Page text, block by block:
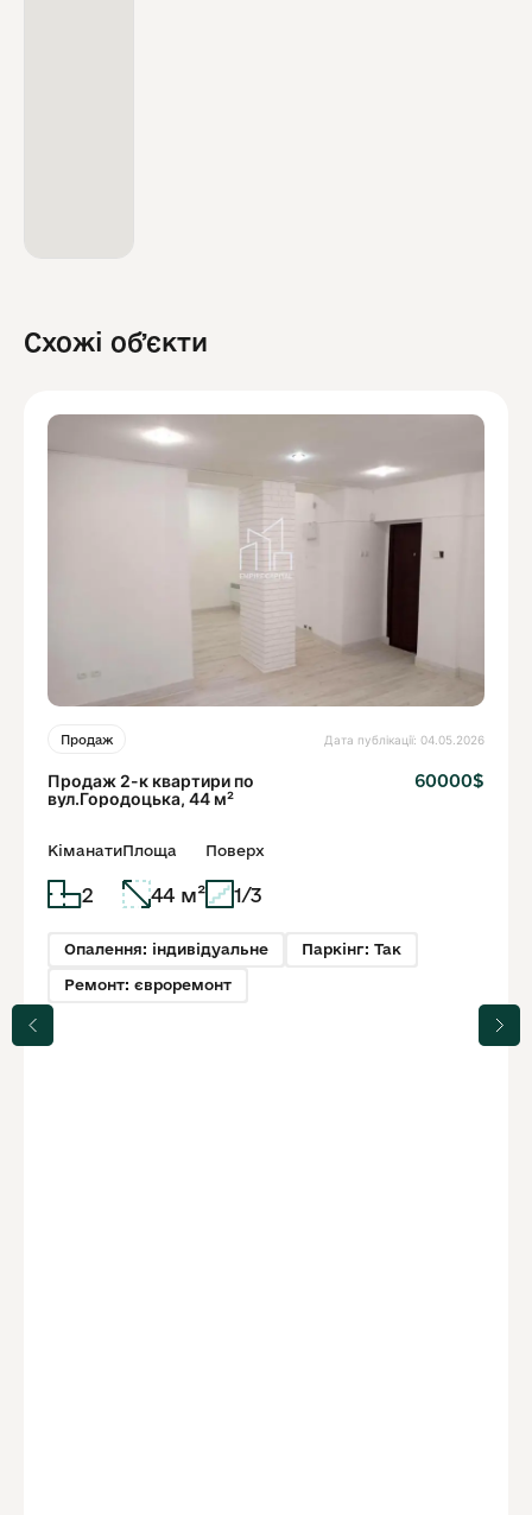
Схожі обʼєкти
Продаж Дата публікації: 04.05.2026
Продаж 2-к квартири по
вул.Городоцька, 44 м²
60000$
Кіманати
2
Площа
44 м²
Поверх
1/3
Опалення: індивідуальне Паркінг: Так
Ремонт: євроремонт